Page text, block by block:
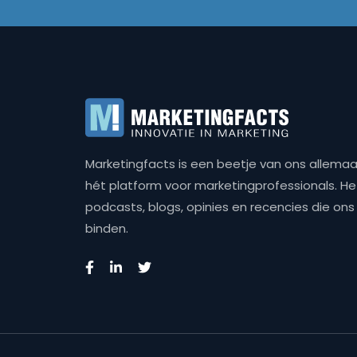
Marketingfacts is een beetje van ons
hét platform voor marketingprofessionals.
podcasts, blogs, opinies en recencies die
binden.